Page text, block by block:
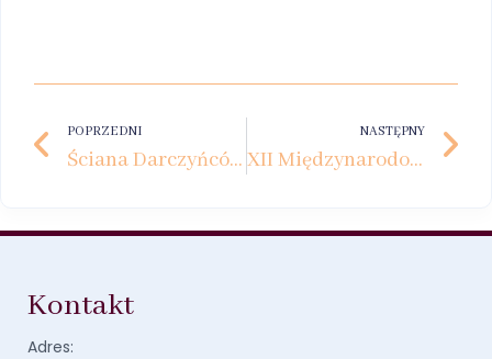
POPRZEDNI
Ściana Darczyńców – symbol wdzięczności i wspólnej drogi
NASTĘPNY
XII Międzynarodowy Kongres Rodzin Biznesowych – 4 GENERATIONS
Kontakt
Adres: